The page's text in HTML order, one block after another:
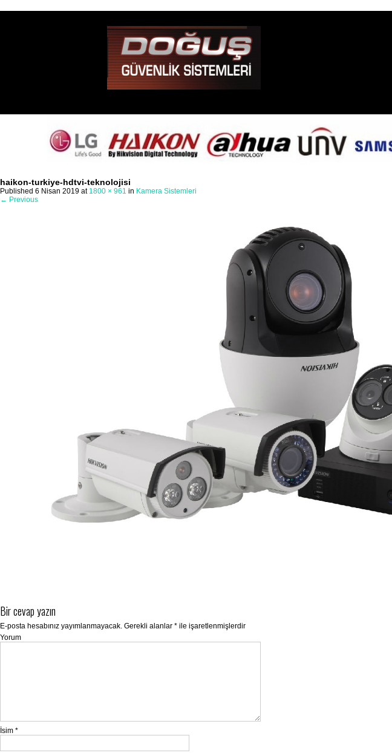
haikon-turkiye-hdtvi-teknolojisi
Published 6 Nisan 2019 at 1800 × 961 in Kamera Sistemleri
← Previous
Bir cevap yazın
E-posta hesabınız yayımlanmayacak. Gerekli alanlar * ile işaretlenmişlerdir
Yorum
İsim *